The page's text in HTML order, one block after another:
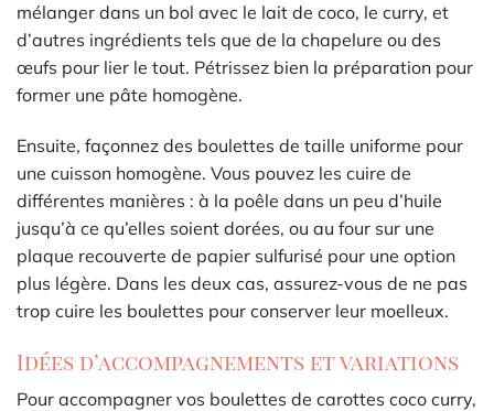
mélanger dans un bol avec le lait de coco, le curry, et
d’autres ingrédients tels que de la chapelure ou des
œufs pour lier le tout. Pétrissez bien la préparation pour
former une pâte homogène.
Ensuite, façonnez des boulettes de taille uniforme pour
une cuisson homogène. Vous pouvez les cuire de
différentes manières : à la poêle dans un peu d’huile
jusqu’à ce qu’elles soient dorées, ou au four sur une
plaque recouverte de papier sulfurisé pour une option
plus légère. Dans les deux cas, assurez-vous de ne pas
trop cuire les boulettes pour conserver leur moelleux.
Idées d’accompagnements et variations
Pour accompagner vos boulettes de carottes coco curry,